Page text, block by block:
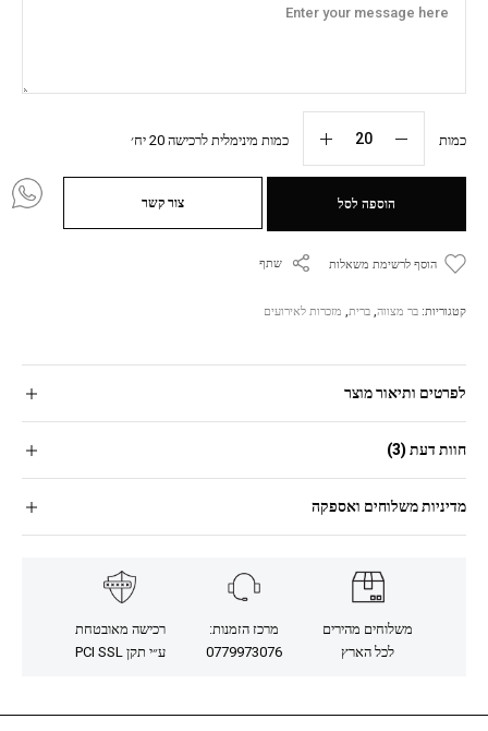
כמות כמות מינימלית לרכישה 20 יח׳
הוספה לסל צור קשר
הוסף לרשימת משאלות שתף
קטגוריות: בר מצווה, ברית, מזכרות לאירועים
לפרטים ותיאור מוצר
חוות דעת (3)
מדיניות משלוחים ואספקה
משלוחים מהירים
לכל הארץ
מרכז הזמנות:
0779973076
רכישה מאובטחת
ע״י תקן PCI SSL